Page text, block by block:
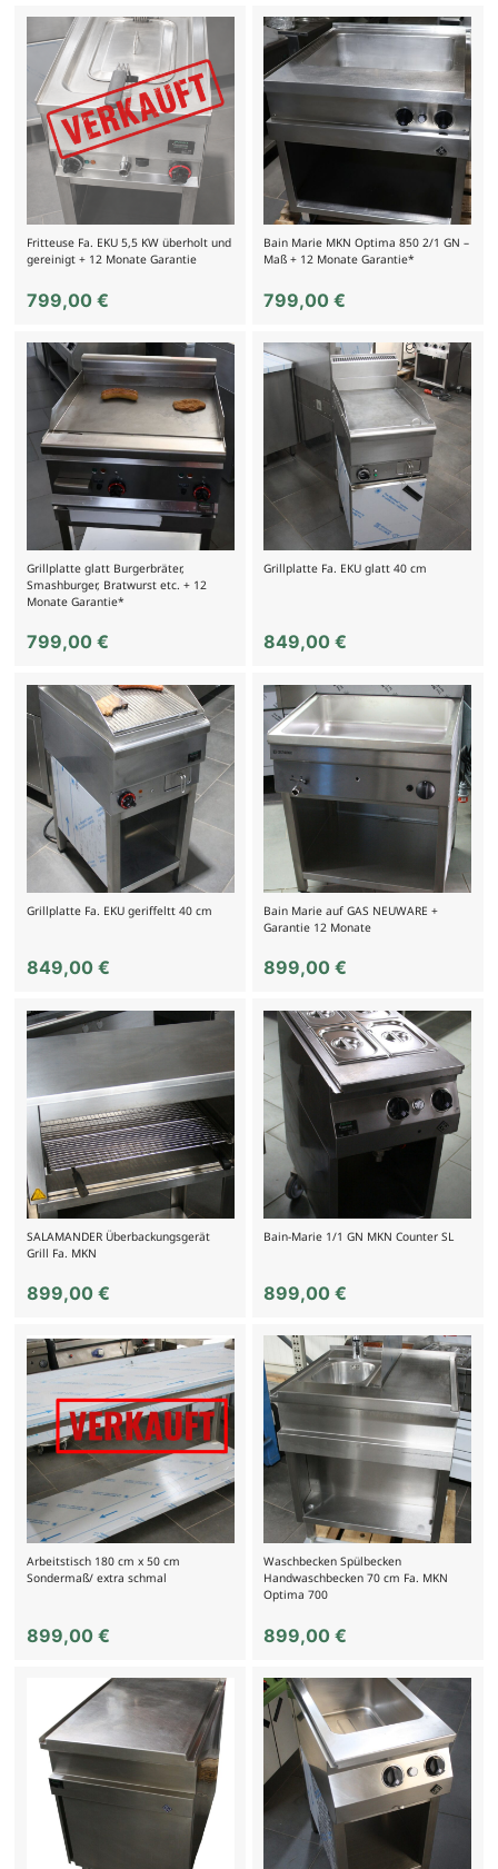
Fritteuse Fa. EKU 5,5 KW überholt und
gereinigt + 12 Monate Garantie
799,00 €
Bain Marie MKN Optima 850 2/1 GN –
Maß + 12 Monate Garantie*
799,00€
Grillplatte glatt Burgerbräter,
Smashburger, Bratwurst etc. + 12
Monate Garantie*
799,00 €
Grillplatte Fa. EKU glatt 40 cm
849,00€
Grillplatte Fa. EKU geriffeltt 40 cm
849,00 €
Bain Marie auf GAS NEUWARE +
Garantie 12 Monate
899,00€
SALAMANDER Überbackungsgerät
Grill Fa. MKN
899,00 €
Bain-Marie 1/1 GN MKN Counter SL
899,00€
Arbeitstisch 180 cm x 50 cm
Sondermaß/ extra schmal
899,00 €
Waschbecken Spülbecken
Handwaschbecken 70 cm Fa. MKN
Optima 700
899,00€